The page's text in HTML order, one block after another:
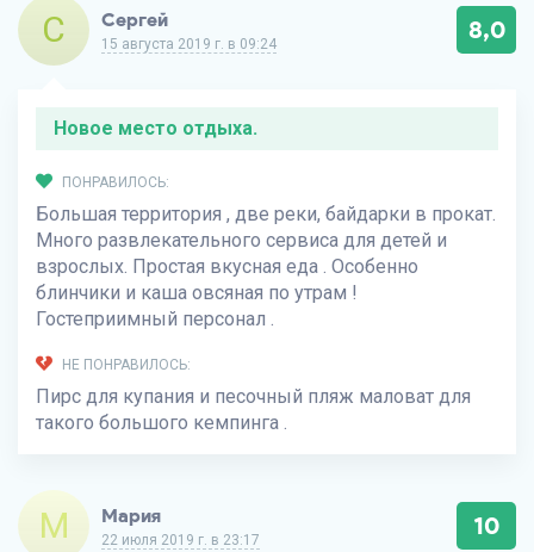
С Сергей
15 августа 2019 г. в 09:24 8,0
Новое место отдыха.
ПОНРАВИЛОСЬ:
Большая территория , две реки, байдарки в прокат.
Много развлекательного сервиса для детей и
взрослых. Простая вкусная еда . Особенно
блинчики и каша овсяная по утрам !
Гостеприимный персонал .
НЕ ПОНРАВИЛОСЬ:
Пирс для купания и песочный пляж маловат для
такого большого кемпинга .
М Мария
22 июля 2019 г. в 23:17 10